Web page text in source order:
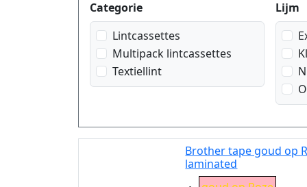
goud op rood wein
goud op wit
goud op zwart
rood op transparant
rood op wit
wit op transparant
zwart op blauw
Categorie
Lintcassettes
Multipack lintcassettes
Textiellint
Lijm
Brother tape goud op
laminated
Eigenschaft: